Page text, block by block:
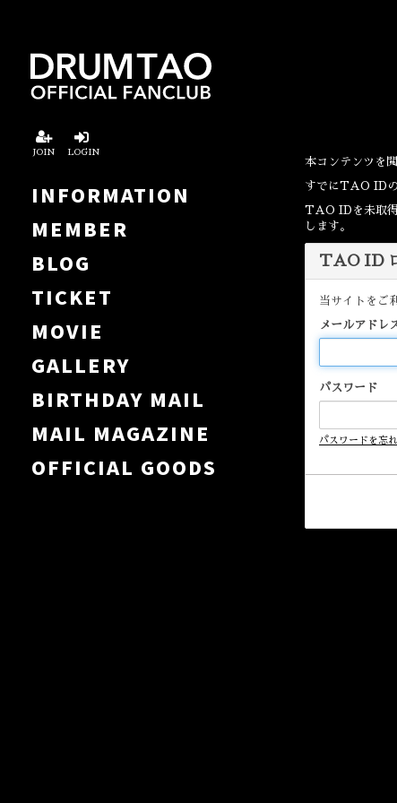
JOIN LOGIN
INFORMATION
MEMBER
BLOG
TICKET
MOVIE
GALLERY
BIRTHDAY MAIL
MAIL MAGAZINE
OFFICIAL GOODS
本コンテンツを
すでにTAO IDの
TAO IDを未取得
します。
TAO ID
当サイトをご
メールアドレ
パスワード
パスワードを忘